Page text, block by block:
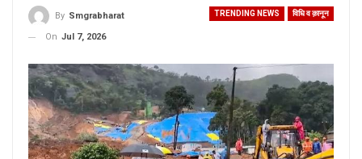
TRENDING NEWS विधि व क़ानून
By Smgrabharat
On Jul 7, 2026